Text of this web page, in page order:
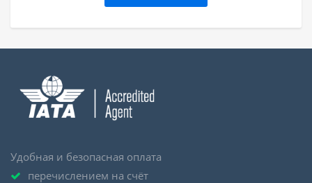
Удобная и безопасная оплата
перечислением на счёт